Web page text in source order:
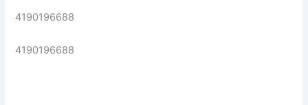
4190196688
4190196688